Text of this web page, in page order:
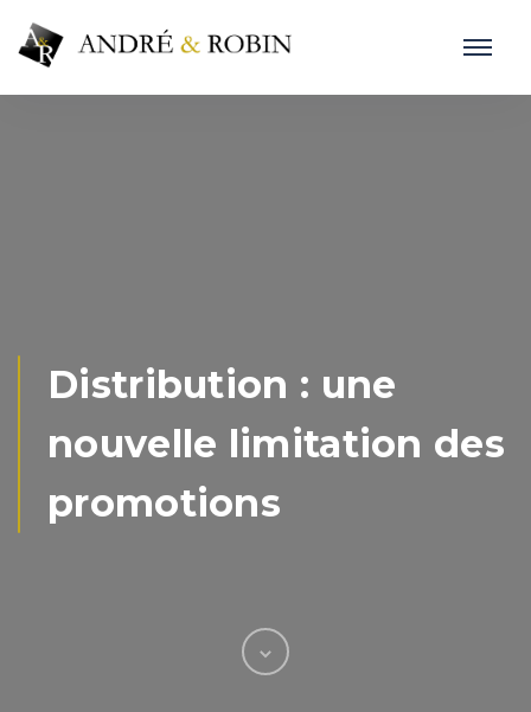
Distribution : une
nouvelle limitation des
promotions